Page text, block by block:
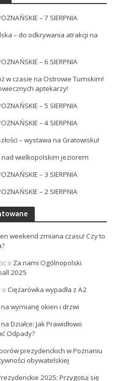
– 7 SIERPNIA
– do odkrywania atrakcji na
– 6 SIERPNIA
w czasie na Ostrowie Tumskim!
aptekarzy!
– 5 SIERPNIA
– 4 SIERPNIA
– wystawa na Gratowisku!
nad wielkopolskim jeziorem
– 3 SIERPNIA
– 2 SIERPNIA
weekend zmiana czasu! Czy to
o Za nami Ogólnopolski
2025
o Ciężarówka wypadła z A2
wymianę okien i drzwi
Działce: Jak Prawidłowo
Odpady?
prezydenckich w Poznaniu
obywatelskiej
2025: Przygotuj się